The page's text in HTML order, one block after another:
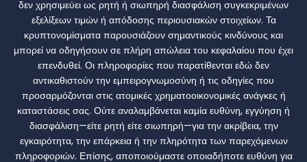
δεν χρησιμεύει ως ρητή ή σιωπηρή διασφάλιση συγκεκριμένων
εξελίξεων τιμών ή απόδοσης περιουσιακών στοιχείων. Τα
κρυπτονομίσματα παρουσιάζουν σημαντικούς κινδύνους και
μπορεί να οδηγήσουν σε πλήρη απώλεια του κεφαλαίου που έχει
επενδυθεί. Οι πληροφορίες που παρατίθενται εδώ δεν
αντικαθιστούν την εμπειρογνωμοσύνη ή τις οδηγίες που
προσαρμόζονται στις ατομικές χρηματοοικονομικές ανάγκες ή
καταστάσεις σας. Ούτε αναλαμβάνεται καμία ευθύνη, εγγύηση ή
διασφάλιση—είτε ρητή είτε σιωπηρή—για την ακρίβεια, την
εγκαιρότητα, την επάρκεια ή την πληρότητα των παρεχόμενων
πληροφοριών. Επίσης, αποποιούμαστε οποιαδήποτε ευθύνη για